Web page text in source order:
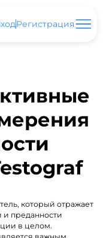
Регистрация
который отражает
и преданности
в целом.